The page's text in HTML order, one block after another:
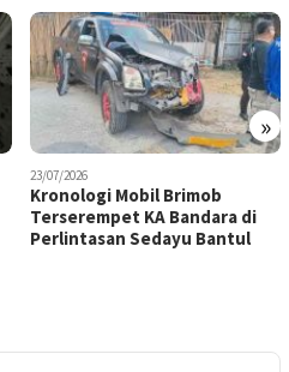
»
23/07/2026
Kronologi Mobil Brimob
Terserempet KA Bandara di
Perlintasan Sedayu Bantul